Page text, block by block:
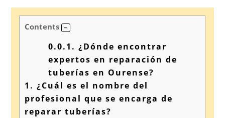
Contents
0.0.1. ¿Dónde encontrar
expertos en reparación de
tuberías en Ourense?
1. ¿Cuál es el nombre del
profesional que se encarga de
reparar tuberías?